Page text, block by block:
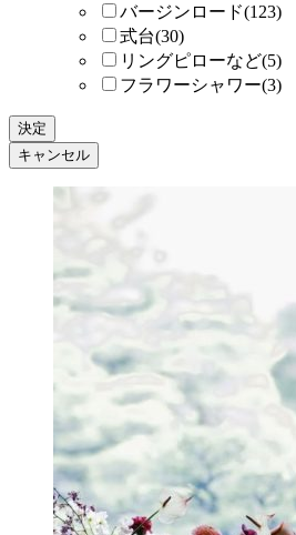
バージンロード(123)
式台(30)
リングピローなど(5)
フラワーシャワー(3)
決定
キャンセル